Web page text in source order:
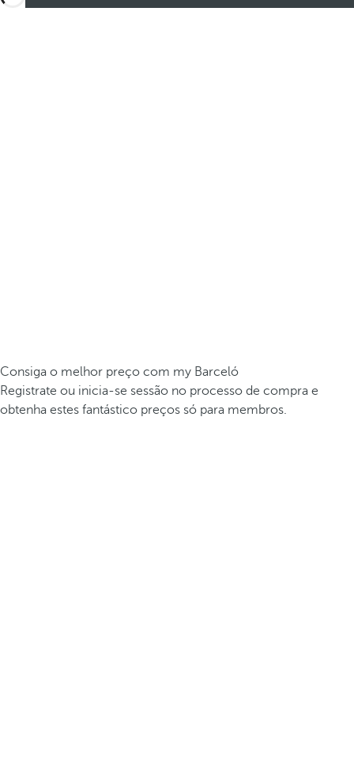
Consiga o melhor preço com my Barceló
Registrate ou inicia-se sessão no processo de compra e
obtenha estes fantástico preços só para membros.